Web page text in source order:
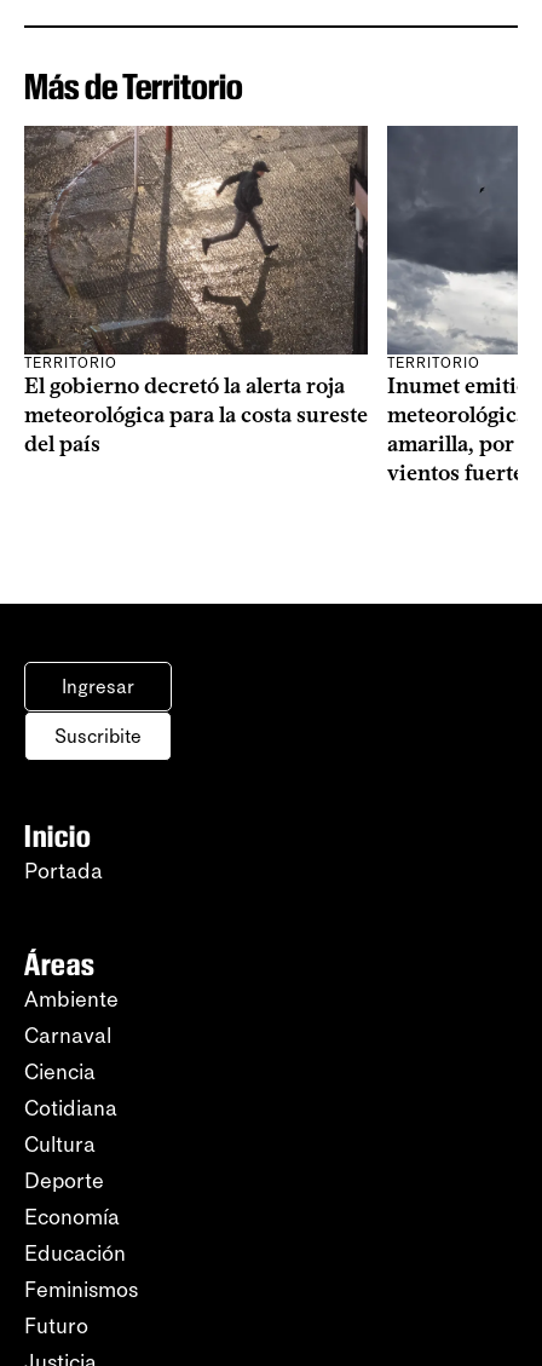
Más de Territorio
TERRITORIO
El gobierno decretó la alerta roja
meteorológica para la costa sureste
del país
TERRITORIO
Inumet emitió
meteorológica,
amarilla, por
vientos fuertes
Ingresar
Suscribite
Inicio
Portada
Áreas
Ambiente
Carnaval
Ciencia
Cotidiana
Cultura
Deporte
Economía
Educación
Feminismos
Futuro